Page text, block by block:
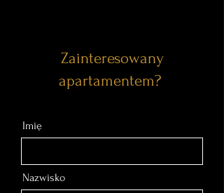
Zainteresowany
apartamentem?
Imię
Nazwisko